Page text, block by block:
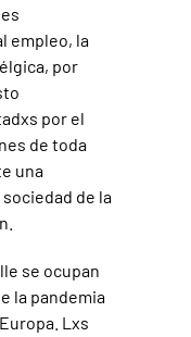
empleo, la
por
por el
de toda
una
de la
se ocupan
la pandemia
Lxs